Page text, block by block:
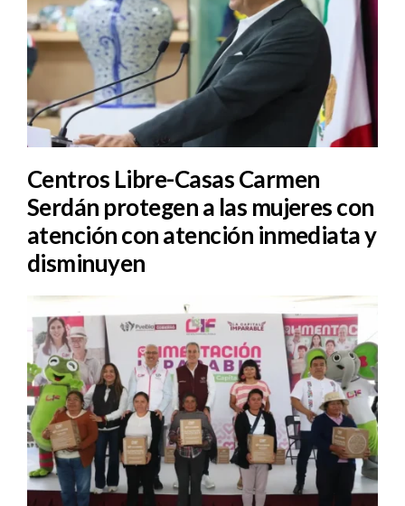
Centros Libre-Casas Carmen
Serdán protegen a las mujeres con
atención con atención inmediata y
disminuyen